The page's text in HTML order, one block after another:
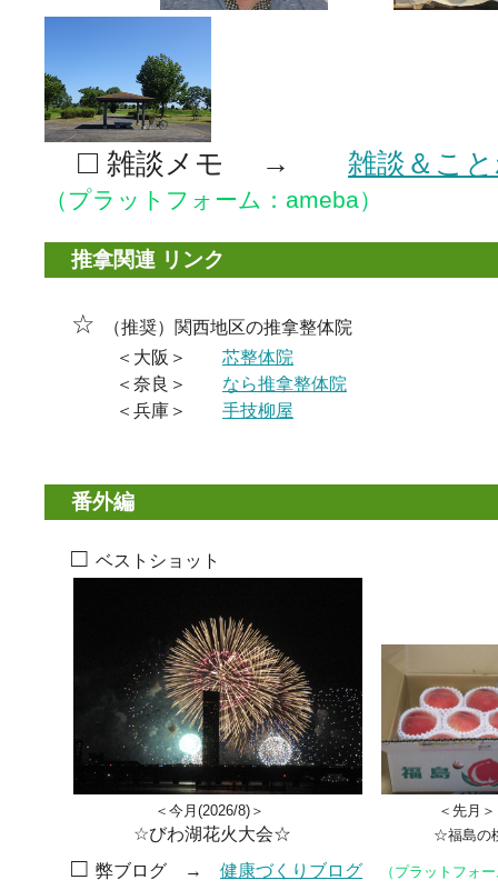
□ 雑談メモ → 雑談＆こ
（プラットフォーム：ameba）
推拿関連 リンク
☆
（推奨）関西地区の推拿整体院
＜大阪＞ 芯整体院
＜奈良＞ なら推拿整体院
＜兵庫＞ 手技柳屋
番外編
□ ベストショット
＜今月(2026/8)＞ ＜先月
☆びわ湖花火大会☆ ☆福島
□ 弊ブログ → 健康づくりブログ （プラットフォ